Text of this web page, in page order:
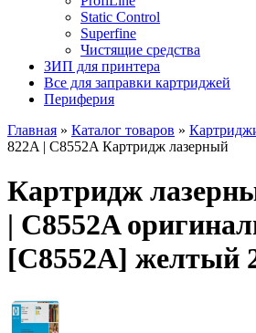
Static Control
Superfine
Чистящие средства
ЗИП для принтера
Все для заправки картриджей
Периферия
Главная » Каталог товаров »
822A | C8552A Картридж лазерный
Картридж
| C8552A
[C8552A] желтый